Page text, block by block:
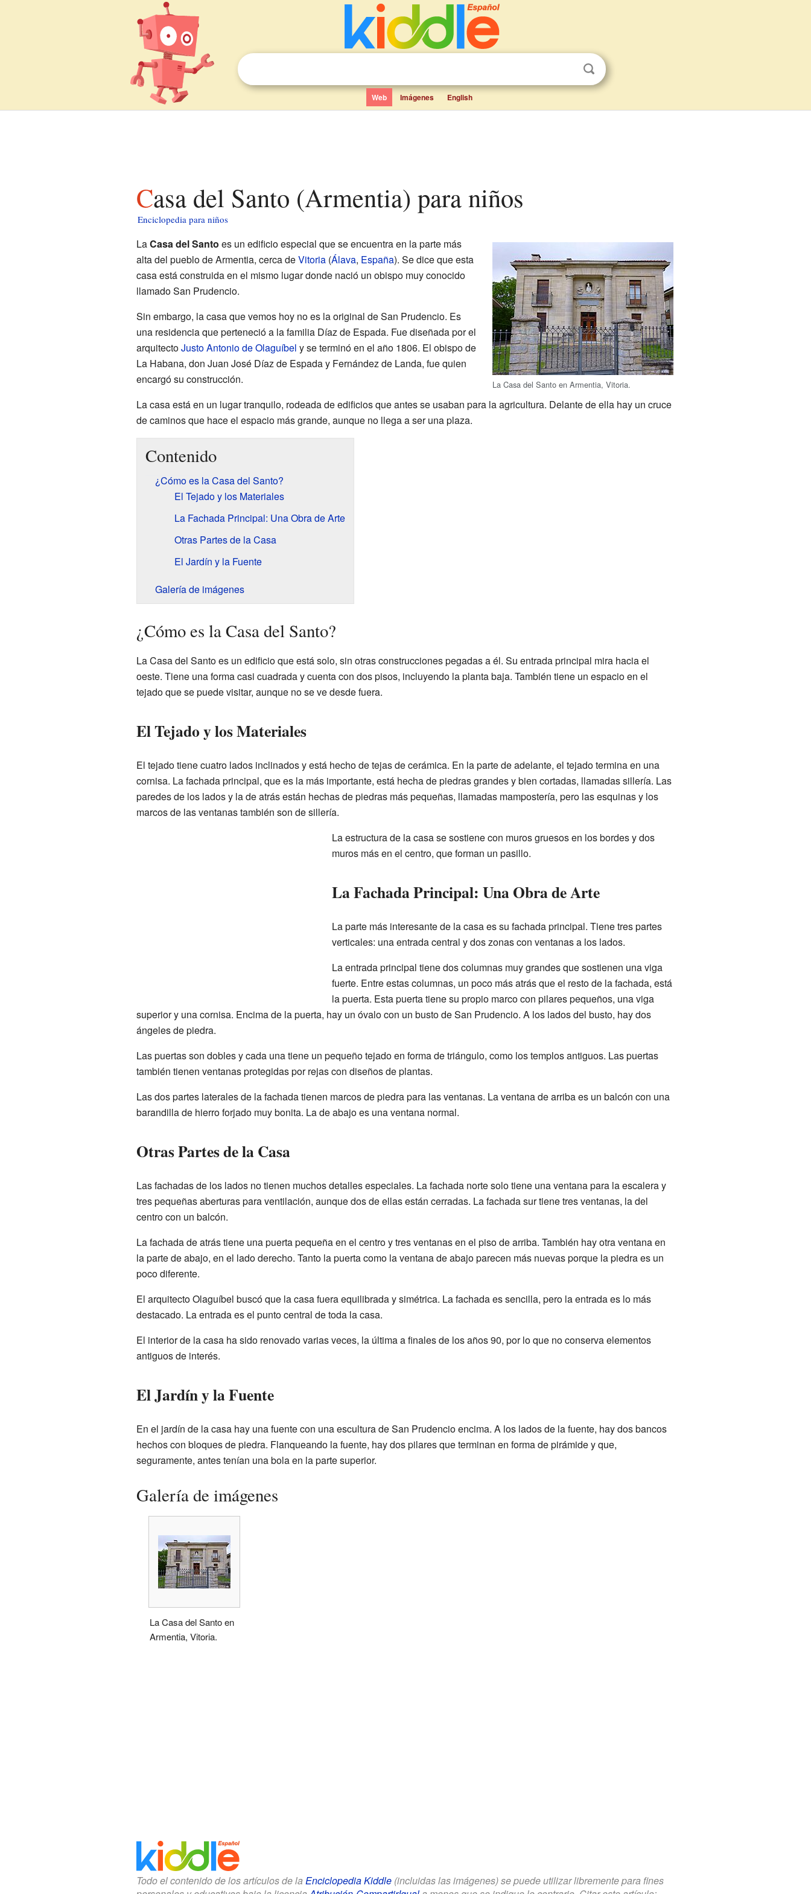
Web Imágenes English
Casa del Santo (Armentia) para niños
Enciclopedia para niños
La Casa del Santo en Armentia, Vitoria.
LaCasa del Santo es un edificio especial que se encuentra en la parte más
alta del pueblo de Armentia, cerca deVitoria(Álava, España). Se dice que esta
casa está construida en el mismo lugar donde nació un obispo muy conocido
llamado San Prudencio.
Sin embargo, la casa que vemos hoy no es la original de San Prudencio. Es
una residencia que perteneció a la familia Díaz de Espada. Fue diseñada por el
arquitectoJusto Antonio de Olaguíbel y se terminó en el año 1806. El obispo de
La Habana, don Juan José Díaz de Espada y Fernández de Landa, fue quien
encargó su construcción.
La casa está en un lugar tranquilo, rodeada de edificios que antes se usaban para la agricultura. Delante de ella hay un cruce
de caminos que hace el espacio más grande, aunque no llega a ser una plaza.
Contenido
¿Cómo es la Casa del Santo?
El Tejado y los Materiales
La Fachada Principal: Una Obra de Arte
Otras Partes de la Casa
El Jardín y la Fuente
Galería de imágenes
¿Cómo es la Casa del Santo?
La Casa del Santo es un edificio que está solo, sin otras construcciones pegadas a él. Su entrada principal mira hacia el
oeste. Tiene una forma casi cuadrada y cuenta con dos pisos, incluyendo la planta baja. También tiene un espacio en el
tejado que se puede visitar, aunque no se ve desde fuera.
El Tejado y los Materiales
El tejado tiene cuatro lados inclinados y está hecho de tejas de cerámica. En la parte de adelante, el tejado termina en una
cornisa. La fachada principal, que es la más importante, está hecha de piedras grandes y bien cortadas, llamadas sillería. Las
paredes de los lados y la de atrás están hechas de piedras más pequeñas, llamadas mampostería, pero las esquinas y los
marcos de las ventanas también son de sillería.
La estructura de la casa se sostiene con muros gruesos en los bordes y dos
muros más en el centro, que forman un pasillo.
La Fachada Principal: Una Obra de Arte
La parte más interesante de la casa es su fachada principal. Tiene tres partes
verticales: una entrada central y dos zonas con ventanas a los lados.
La entrada principal tiene dos columnas muy grandes que sostienen una viga
fuerte. Entre estas columnas, un poco más atrás que el resto de la fachada, está
la puerta. Esta puerta tiene su propio marco con pilares pequeños, una viga
superior y una cornisa. Encima de la puerta, hay un óvalo con un busto de San Prudencio. A los lados del busto, hay dos
ángeles de piedra.
Las puertas son dobles y cada una tiene un pequeño tejado en forma de triángulo, como los templos antiguos. Las puertas
también tienen ventanas protegidas por rejas con diseños de plantas.
Las dos partes laterales de la fachada tienen marcos de piedra para las ventanas. La ventana de arriba es un balcón con una
barandilla de hierro forjado muy bonita. La de abajo es una ventana normal.
Otras Partes de la Casa
Las fachadas de los lados no tienen muchos detalles especiales. La fachada norte solo tiene una ventana para la escalera y
tres pequeñas aberturas para ventilación, aunque dos de ellas están cerradas. La fachada sur tiene tres ventanas, la del
centro con un balcón.
La fachada de atrás tiene una puerta pequeña en el centro y tres ventanas en el piso de arriba. También hay otra ventana en
la parte de abajo, en el lado derecho. Tanto la puerta como la ventana de abajo parecen más nuevas porque la piedra es un
poco diferente.
El arquitecto Olaguíbel buscó que la casa fuera equilibrada y simétrica. La fachada es sencilla, pero la entrada es lo más
destacado. La entrada es el punto central de toda la casa.
El interior de la casa ha sido renovado varias veces, la última a finales de los años 90, por lo que no conserva elementos
antiguos de interés.
El Jardín y la Fuente
En el jardín de la casa hay una fuente con una escultura de San Prudencio encima. A los lados de la fuente, hay dos bancos
hechos con bloques de piedra. Flanqueando la fuente, hay dos pilares que terminan en forma de pirámide y que,
seguramente, antes tenían una bola en la parte superior.
Galería de imágenes
La Casa del Santo en
Armentia, Vitoria.
Todo el contenido de los artículos de la Enciclopedia Kiddle(incluidas las imágenes) se puede utilizar libremente para fines